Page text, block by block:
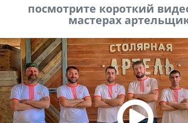
посмотрите короткий
мастерах